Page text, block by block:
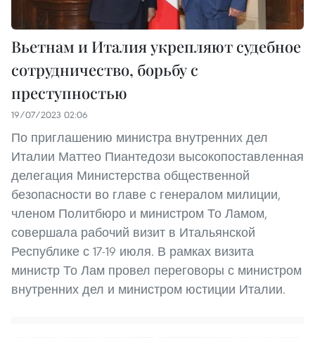
Вьетнам и Италия укрепляют судебное
сотрудничество, борьбу с
преступностью
19/07/2023 02:06
По приглашению министра внутренних дел
Италии Маттео Пиантедози высокопоставленная
делегация Министерства общественной
безопасности во главе с генералом милиции,
членом Политбюро и министром То Ламом,
совершала рабочий визит в Итальянской
Республике с 17-19 июля. В рамках визита
министр То Лам провел переговоры с министром
внутренних дел и министром юстиции Италии.